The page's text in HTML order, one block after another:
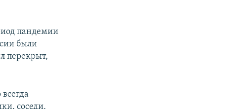
пандемии
были
перекрыт,
соседи,